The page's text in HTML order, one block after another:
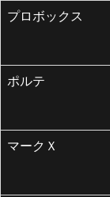
プロボックス
ポルテ
マークＸ